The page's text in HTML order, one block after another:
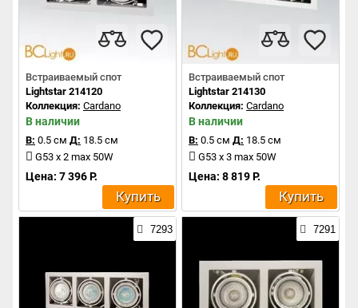
Встраиваемый спот
Lightstar 214120
Коллекция: Cardano
В наличии
В: 0.5 см Д: 18.5 см
G53 x 2 max 50W
Цена: 7 396 Р.
Купить
Встраиваемый спот
Lightstar 214130
Коллекция: Cardano
В наличии
В: 0.5 см Д: 18.5 см
G53 x 3 max 50W
Цена: 8 819 Р.
Купить
7293 7291